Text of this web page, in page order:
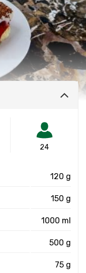
24
120 g
150 g
1000 ml
500 g
75 g